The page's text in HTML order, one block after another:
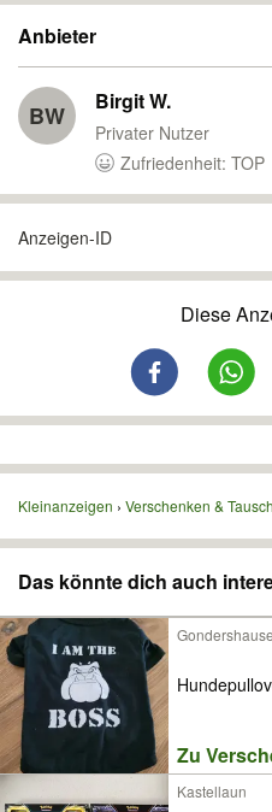
Anbieter
BW Birgit W.
Privater Nutzer
Zufriedenheit: TOP
Anzeigen-ID
Diese
Kleinanzeigen Verschenken &
Das könnte dich auch
Zu
Kastellaun